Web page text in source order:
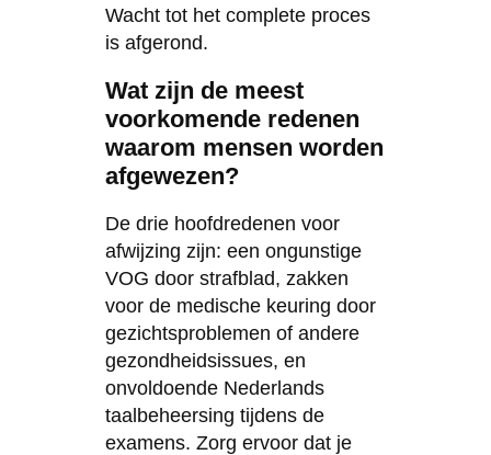
Wacht tot het complete proces
is afgerond.
Wat zijn de meest
voorkomende redenen
waarom mensen worden
afgewezen?
De drie hoofdredenen voor
afwijzing zijn: een ongunstige
VOG door strafblad, zakken
voor de medische keuring door
gezichtsproblemen of andere
gezondheidsissues, en
onvoldoende Nederlands
taalbeheersing tijdens de
examens. Zorg ervoor dat je